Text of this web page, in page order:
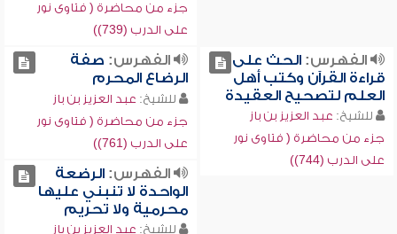
جزء من محاضرة ( فتاوى نور
على الدرب (739))
الفهرس:الحث على
قراءة القرآن وكتب أهل
العلم لتصحيح العقيدة
للشيخ: عبد العزيز بن باز
جزء من محاضرة ( فتاوى نور
على الدرب (744))
الفهرس: صفة
الرضاع المحرم
للشيخ: عبد العزيز بن باز
جزء من محاضرة ( فتاوى نور
على الدرب (761))
الفهرس:الرضعة
الواحدة لا تنبني عليها
محرمية ولا تحريم
للشيخ: عبد العزيز بن باز